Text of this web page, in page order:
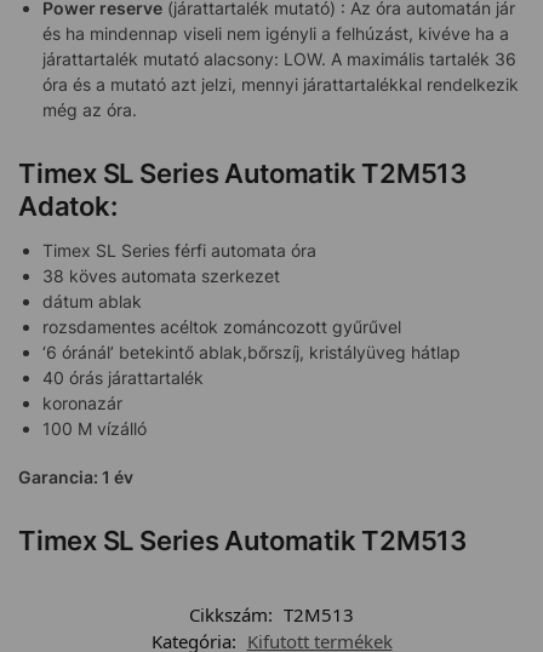
Power reserve (járattartalék mutató) : Az óra automatán jár
és ha mindennap viseli nem igényli a felhúzást, kivéve ha a
járattartalék mutató alacsony: LOW. A maximális tartalék 36
óra és a mutató azt jelzi, mennyi járattartalékkal rendelkezik
még az óra.
Timex SL Series Automatik T2M513
Adatok:
Timex SL Series férfi automata óra
38 köves automata szerkezet
dátum ablak
rozsdamentes acéltok zománcozott gyűrűvel
‘6 óránál’ betekintő ablak,bőrszíj, kristályüveg hátlap
40 órás járattartalék
koronazár
100 M vízálló
Garancia: 1 év
Timex SL Series Automatik T2M513
Cikkszám: T2M513
Kategória: Kifutott termékek